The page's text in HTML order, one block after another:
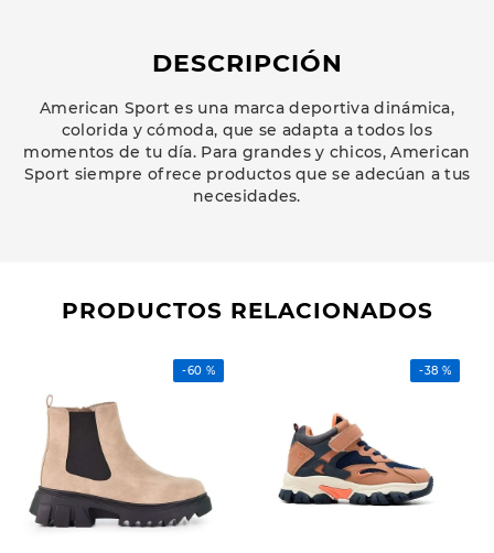
DESCRIPCIÓN
American Sport es una marca deportiva dinámica,
colorida y cómoda, que se adapta a todos los
momentos de tu día. Para grandes y chicos, American
Sport siempre ofrece productos que se adecúan a tus
necesidades.
PRODUCTOS RELACIONADOS
-60 % -38 %